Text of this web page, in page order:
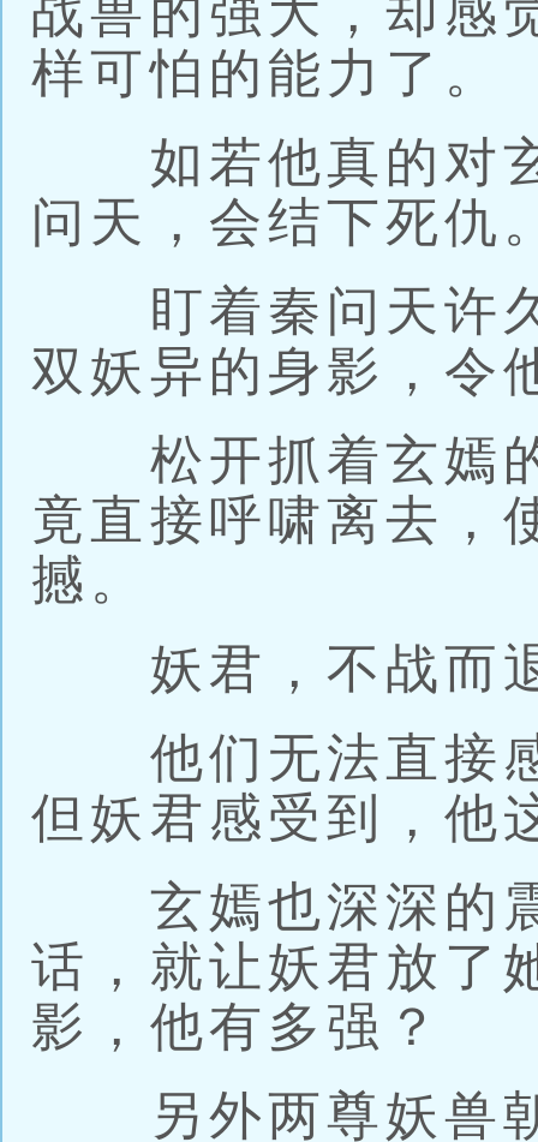
战兽的强大，却感
样可怕的能力了。
如若他真的对玄
问天，会结下死仇
盯着秦问天许久
双妖异的身影，令
松开抓着玄嫣的
竟直接呼啸离去，
撼。
妖君，不战而退
他们无法直接感
但妖君感受到，他
玄嫣也深深的震
话，就让妖君放了
影，他有多强？
另外两尊妖兽朝